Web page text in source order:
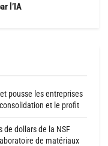
l’IA
pousse les entreprises
et le profit
de dollars de la NSF
de matériaux